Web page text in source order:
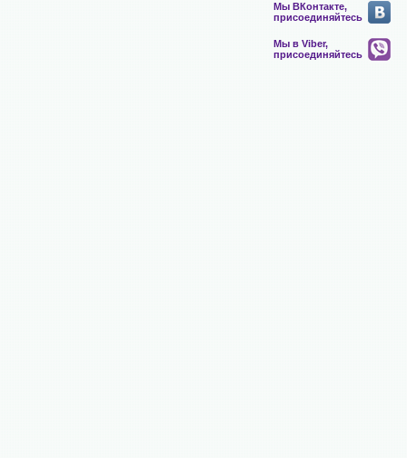
Мы ВКонтакте,
присоединяйтесь
Мы в Viber,
присоединяйтесь